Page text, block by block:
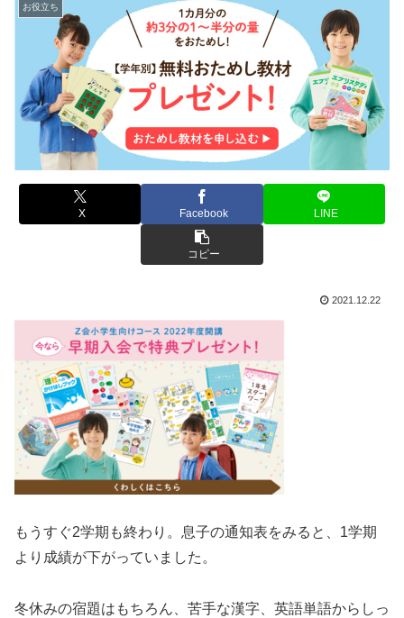
お役立ち
X Facebook LINE
コピー
2021.12.22
もうすぐ2学期も終わり。息子の通知表をみると、1学期
より成績が下がっていました。
冬休みの宿題はもちろん、苦手な漢字、英語単語からしっ